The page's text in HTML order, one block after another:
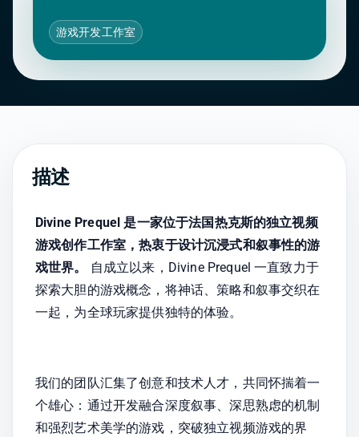
游戏开发工作室
描述
Divine Prequel 是一家位于法国热克斯的独立视频
游戏创作工作室，热衷于设计沉浸式和叙事性的游
戏世界。
自成立以来，Divine Prequel 一直致力于
探索大胆的游戏概念，将神话、策略和叙事交织在
一起，为全球玩家提供独特的体验。
我们的团队汇集了创意和技术人才，共同怀揣着一
个雄心：通过开发融合深度叙事、深思熟虑的机制
和强烈艺术美学的游戏，突破独立视频游戏的界